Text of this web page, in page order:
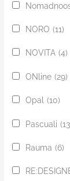
NORO (11)
NOVITA (4)
ONline (29)
Opal (10)
Pascuali
Rauma (6)